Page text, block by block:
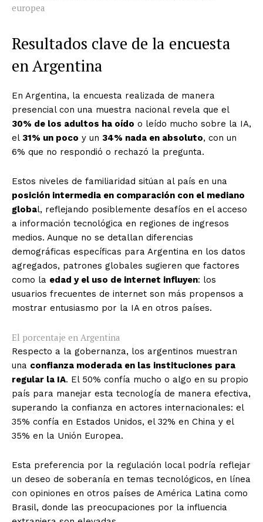
europea
Resultados clave de la encuesta
en Argentina
En Argentina, la encuesta realizada de manera
presencial con una muestra nacional revela que el
30% de los adultos ha oído o leído mucho sobre la IA,
el 31% un poco y un 34% nada en absoluto, con un
6% que no respondió o rechazó la pregunta.
Estos niveles de familiaridad sitúan al país en una
posición intermedia en comparación con el mediano
global, reflejando posiblemente desafíos en el acceso
a información tecnológica en regiones de ingresos
medios. Aunque no se detallan diferencias
demográficas específicas para Argentina en los datos
agregados, patrones globales sugieren que factores
como la edad y el uso de internet influyen: los
usuarios frecuentes de internet son más propensos a
mostrar entusiasmo por la IA en otros países.
El porcentaje en Argentina
Respecto a la gobernanza, los argentinos muestran
una confianza moderada en las instituciones para
regular la IA. El 50% confía mucho o algo en su propio
país para manejar esta tecnología de manera efectiva,
superando la confianza en actores internacionales: el
35% confía en Estados Unidos, el 32% en China y el
35% en la Unión Europea.
Esta preferencia por la regulación local podría reflejar
un deseo de soberanía en temas tecnológicos, en línea
con opiniones en otros países de América Latina como
Brasil, donde las preocupaciones por la influencia